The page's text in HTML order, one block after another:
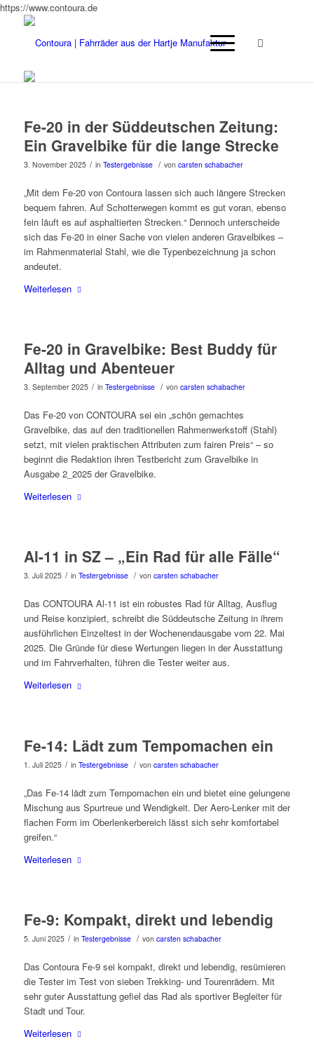
https://www.contoura.de
Fe-20 in der Süddeutschen Zeitung:
Ein Gravelbike für die lange Strecke
3. November 2025 / in Testergebnisse / von carsten schabacher
„Mit dem Fe-20 von Contoura lassen sich auch längere Strecken
bequem fahren. Auf Schotterwegen kommt es gut voran, ebenso
fein läuft es auf asphaltierten Strecken.“ Dennoch unterscheide
sich das Fe-20 in einer Sache von vielen anderen Gravelbikes –
im Rahmenmaterial Stahl, wie die Typenbezeichnung ja schon
andeutet.
Weiterlesen
Fe-20 in Gravelbike: Best Buddy für
Alltag und Abenteuer
3. September 2025 / in Testergebnisse / von carsten schabacher
Das Fe-20 von CONTOURA sei ein „schön gemachtes
Gravelbike, das auf den traditionellen Rahmenwerkstoff (Stahl)
setzt, mit vielen praktischen Attributen zum fairen Preis“ – so
beginnt die Redaktion ihren Testbericht zum Gravelbike in
Ausgabe 2_2025 der Gravelbike.
Weiterlesen
Al-11 in SZ – „Ein Rad für alle Fälle“
3. Juli 2025 / in Testergebnisse / von carsten schabacher
Das CONTOURA Al-11 ist ein robustes Rad für Alltag, Ausflug
und Reise konzipiert, schreibt die Süddeutsche Zeitung in ihrem
ausführlichen Einzeltest in der Wochenendausgabe vom 22. Mai
2025. Die Gründe für diese Wertungen liegen in der Ausstattung
und im Fahrverhalten, führen die Tester weiter aus.
Weiterlesen
Fe-14: Lädt zum Tempomachen ein
1. Juli 2025 / in Testergebnisse / von carsten schabacher
„Das Fe-14 lädt zum Tempomachen ein und bietet eine gelungene
Mischung aus Spurtreue und Wendigkeit. Der Aero-Lenker mit der
flachen Form im Oberlenkerbereich lässt sich sehr komfortabel
greifen.“
Weiterlesen
Fe-9: Kompakt, direkt und lebendig
5. Juni 2025 / in Testergebnisse / von carsten schabacher
Das Contoura Fe-9 sei kompakt, direkt und lebendig, resümieren
die Tester im Test von sieben Trekking- und Tourenrädern. Mit
sehr guter Ausstattung gefiel das Rad als sportiver Begleiter für
Stadt und Tour.
Weiterlesen